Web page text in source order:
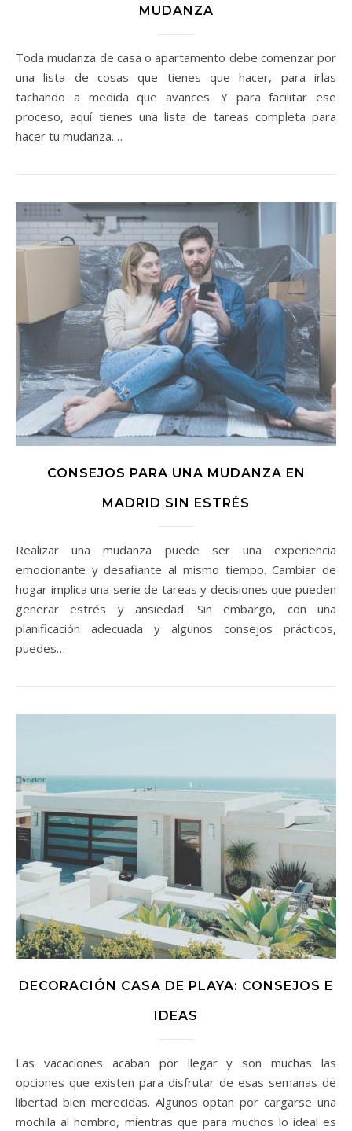
MUDANZA
Toda mudanza de casa o apartamento debe comenzar por
una lista de cosas que tienes que hacer, para irlas
tachando a medida que avances. Y para facilitar ese
proceso, aquí tienes una lista de tareas completa para
hacer tu mudanza.…
CONSEJOS PARA UNA MUDANZA EN
MADRID SIN ESTRÉS
Realizar una mudanza puede ser una experiencia
emocionante y desafiante al mismo tiempo. Cambiar de
hogar implica una serie de tareas y decisiones que pueden
generar estrés y ansiedad. Sin embargo, con una
planificación adecuada y algunos consejos prácticos,
puedes…
DECORACIÓN CASA DE PLAYA: CONSEJOS E
IDEAS
Las vacaciones acaban por llegar y son muchas las
opciones que existen para disfrutar de esas semanas de
libertad bien merecidas. Algunos optan por cargarse una
mochila al hombro, mientras que para muchos lo ideal es